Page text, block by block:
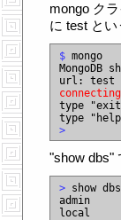
mongo ク
に test とい
$ mongo
type
>
"show dbs"
> show dbs
admin
local